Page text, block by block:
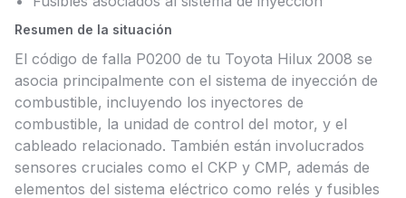
Resumen de la situación
El código de falla P0200 de tu Toyota Hilux 2008 se
asocia principalmente con el sistema de inyección de
combustible, incluyendo los inyectores de
combustible, la unidad de control del motor, y el
cableado relacionado. También están involucrados
sensores cruciales como el CKP y CMP, además de
elementos del sistema eléctrico como relés y fusibles